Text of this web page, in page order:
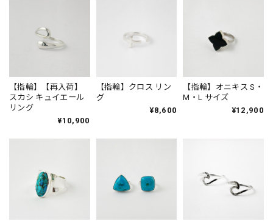
【指輪】【再入荷】
スカシ キュイエール
リング
¥10,900
【指輪】クロス リン
グ
¥8,600
【指輪】オニキス S・
M・L サイズ
¥12,900